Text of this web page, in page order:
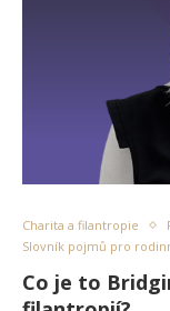
Charita a filantropie
Slovník pojmů pro
Co je to